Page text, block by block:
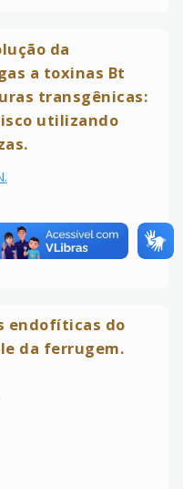
da
a toxinas Bt
transgênicas:
utilizando
endofíticas do
da ferrugem.